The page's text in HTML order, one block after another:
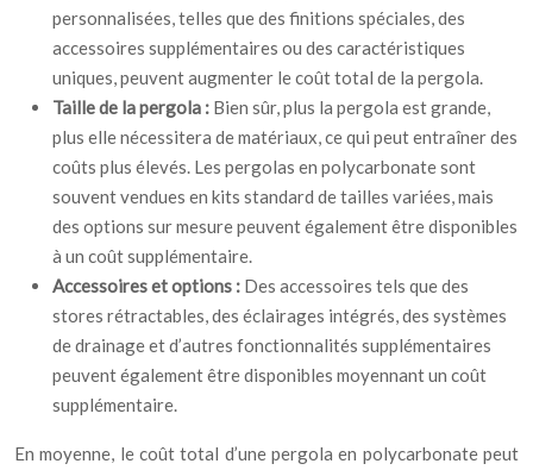
personnalisées, telles que des finitions spéciales, des
accessoires supplémentaires ou des caractéristiques
uniques, peuvent augmenter le coût total de la pergola.
Taille de la pergola : Bien sûr, plus la pergola est grande,
plus elle nécessitera de matériaux, ce qui peut entraîner des
coûts plus élevés. Les pergolas en polycarbonate sont
souvent vendues en kits standard de tailles variées, mais
des options sur mesure peuvent également être disponibles
à un coût supplémentaire.
Accessoires et options : Des accessoires tels que des
stores rétractables, des éclairages intégrés, des systèmes
de drainage et d’autres fonctionnalités supplémentaires
peuvent également être disponibles moyennant un coût
supplémentaire.
En moyenne, le coût total d’une pergola en polycarbonate peut